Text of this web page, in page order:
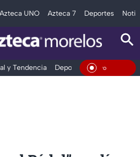
Azteca UNO Azteca 7 Deportes
y Tendencia Deportes Espectáculos
En Vivo